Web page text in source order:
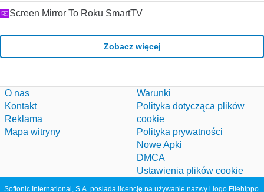
Screen Mirror To Roku SmartTV
Zobacz więcej
O nas
Kontakt
Reklama
Mapa witryny
Warunki
Polityka dotycząca plików
cookie
Polityka prywatności
Nowe Apki
DMCA
Ustawienia plików cookie
Softonic International, S.A. posiada licencję na używanie nazwy i logo Filehippo.